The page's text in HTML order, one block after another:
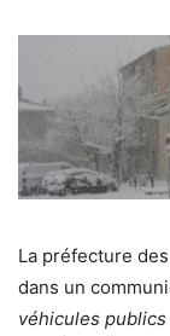
La préfecture
dans un
véhicules